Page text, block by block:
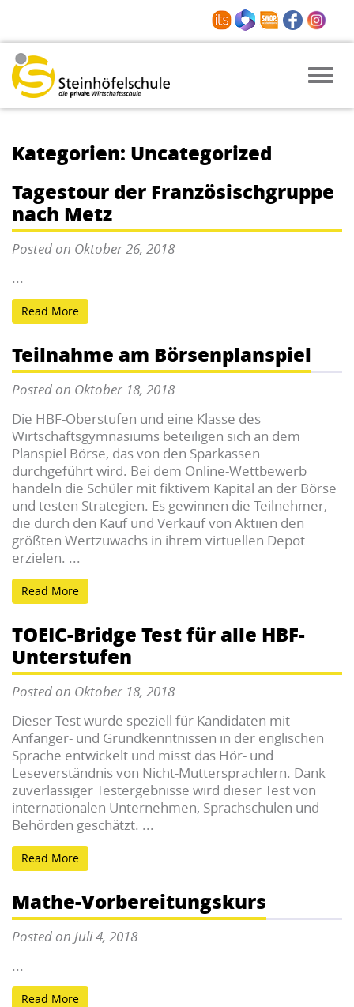
Toggle
Kategorien: Uncategorized
Tagestour der Französischgruppe
nach Metz
Posted on Oktober 26, 2018
...
Read More
Teilnahme am Börsenplanspiel
Posted on Oktober 18, 2018
Die HBF-Oberstufen und eine Klasse des
Wirtschaftsgymnasiums beteiligen sich an dem
Planspiel Börse, das von den Sparkassen
durchgeführt wird. Bei dem Online-Wettbewerb
handeln die Schüler mit fiktivem Kapital an der Börse
und testen Strategien. Es gewinnen die Teilnehmer,
die durch den Kauf und Verkauf von Aktiien den
größten Wertzuwachs in ihrem virtuellen Depot
erzielen. ...
Read More
TOEIC-Bridge Test für alle HBF-
Unterstufen
Posted on Oktober 18, 2018
Dieser Test wurde speziell für Kandidaten mit
Anfänger- und Grundkenntnissen in der englischen
Sprache entwickelt und misst das Hör- und
Leseverständnis von Nicht-Muttersprachlern. Dank
zuverlässiger Testergebnisse wird dieser Test von
internationalen Unternehmen, Sprachschulen und
Behörden geschätzt. ...
Read More
Mathe-Vorbereitungskurs
Posted on Juli 4, 2018
...
Read More